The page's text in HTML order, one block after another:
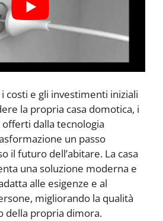
costi e gli investimenti iniziali
la propria casa domotica, i
dalla tecnologia
un passo
il futuro dell’abitare. La casa
una soluzione moderna e
alle esigenze e al
migliorando la qualità
della propria dimora.